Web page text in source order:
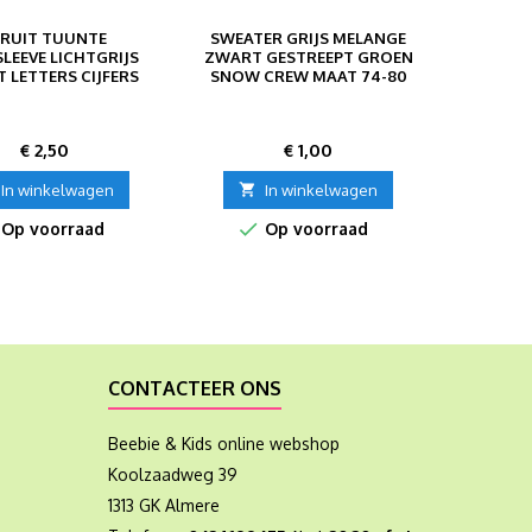
TUUNTE
LICHTGRIJS
LETTERS CIJFERS
Prijs
€ 2,50
In winkelwagen
voorraad
SWEATER GRIJS MELANGE
ZWART GESTREEPT GROEN
SNOW CREW MAAT 74-80
Prijs
€ 1,00
 In winkelwagen
 Op voorraad
CONTACTEER ONS
Beebie & Kids online webshop
Koolzaadweg 39
1313 GK Almere